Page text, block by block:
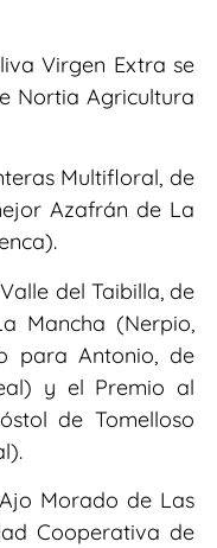
Virgen Extra se
Nortia Agricultura
Multifloral, de
Azafrán de La
del Taibilla, de
Mancha (Nerpio,
para Antonio, de
y el Premio al
de Tomelloso
Morado de Las
Cooperativa de